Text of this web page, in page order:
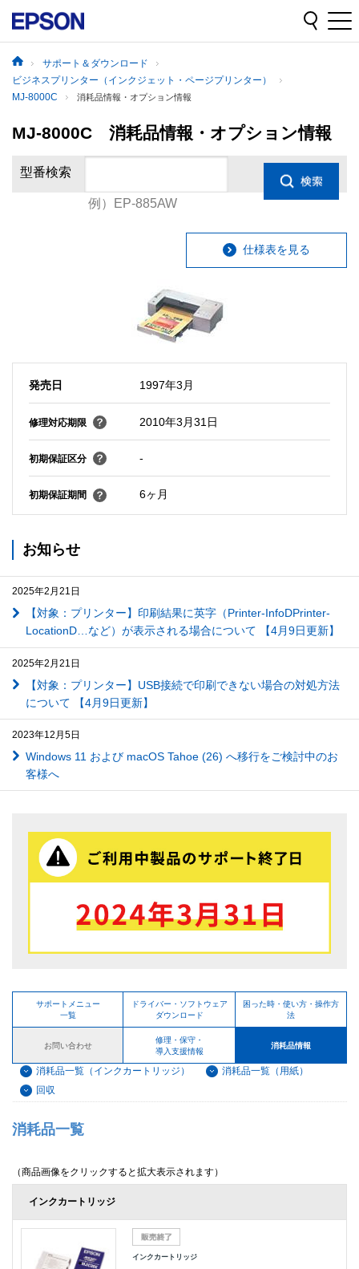
サポート＆ダウンロード
ビジネスプリンター（インクジェット・ページプリンター）
MJ-8000C
消耗品情報・オプション情報
MJ-8000C 消耗品情報・オプション情報
型番検索
例）EP-885AW
仕様表を見る
発売日 1997年3月
修理対応期限 2010年3月31日
初期保証区分 -
初期保証期間 6ヶ月
お知らせ
2025年2月21日
【対象：プリンター】印刷結果に英字（Printer-InfoDPrinter-
LocationD…など）が表示される場合について 【4月9日更新】
2025年2月21日
【対象：プリンター】USB接続で印刷できない場合の対処方法
について 【4月9日更新】
2023年12月5日
Windows 11 および macOS Tahoe (26) へ移行をご検討中のお
客様へ
サポートメニュー
一覧
ドライバー・ソフトウェア
ダウンロード
困った時・使い方・操作方
法
お問い合わせ
修理・保守・
導入支援情報
消耗品情報
消耗品一覧（インクカートリッジ）
消耗品一覧（用紙）
回収
消耗品一覧
（商品画像をクリックすると拡大表示されます）
インクカートリッジ
インクカートリッジ